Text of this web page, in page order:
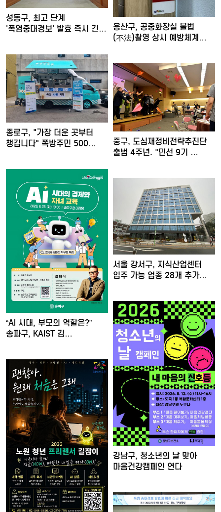
성동구, 최고 단계
'폭염중대경보' 발효 즉시 긴급
용산구, 공중화장실 불법
(不法)촬영 상시 예방체계
종로구, "가장 더운 곳부터
챙깁니다" 쪽방주민 500…
중구, 도심재정비전략추진단
출범 4주년. "민선 9기 …
“AI 시대, 부모의 역할은?”
송파구, KAIST 김…
서울 강서구, 지식산업센터
입주 가능 업종 28개 추가…
강남구, 청소년의 날 맞아
마음건강캠페인 연다